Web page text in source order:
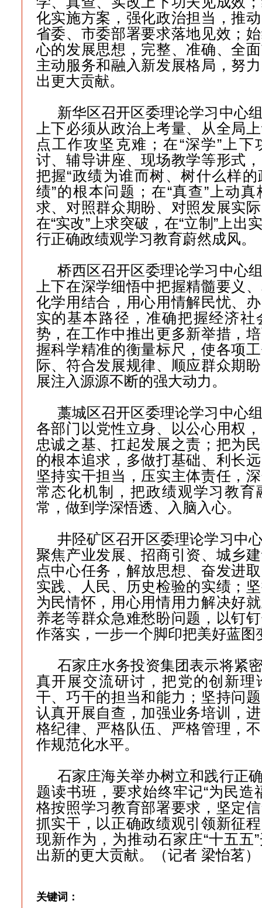
化实施方案，强化政治担当，推
省委、市委部署要求落地见效；
心的发展思想，完整、准确、全
主动服务和融入新发展格局，努
出更大贡献。
新华区召开区委理论学习中心
上下必须从政治上考量、从全局
点工作攻坚克难；在“深学”上
讨、辅导讲座、现场教学等形式
把握“政绩为谁而树、树什么样
绩”的根本问题；在“真查”上动
求、对照群众期盼、对照发展实
在“实改”上求突破，在“立制”上出
行正确政绩观学习教育蔚然成风。
桥西区召开区委理论学习中心
上下在深学细悟中把握精髓要义
化学用结合，用心用情解民忧、
实的基本路径，准确把握经济社
势，在工作中推出更多新举措，
握科学精准的衡量标尺，使各项
际、符合发展规律、顺应群众期
展注入源源不断的强大动力。
藁城区召开区委理论学习中心
各部门以党性立身、以公心用权
忠诚之基、扛起发展之责；把为
的根本追求，多做打基础、利长
坚持实干担当，压实主体责任，
常态化机制，把政绩观学习教育
常，做到学深悟透、入脑入心。
井陉矿区召开区委理论学习中
聚焦产业发展、招商引资、城乡
点中心任务，解放思想、奋发进
实践、人民、历史检验的实绩；
为民情怀，用心用情用力解决好
养老等群众急难愁盼问题，以钉
作落实，一步一个脚印把美好蓝图
石家庄水务投资集团表示将紧
真开展交流研讨，把党的创新理
干、巧干的担当和能力；坚持问
认真开展自查，加强业务培训，
格纪律、严格队伍、严格管理，
作规范化水平。
石家庄海关举办树立和践行正
题读书班，要求始终牢记“为民造
格按照学习教育部署要求，坚定
抓实干，以正确政绩观引领新征
现新作为，为推动石家庄“十五五
出新的更大贡献。（记者 梁怡茗
关键词：